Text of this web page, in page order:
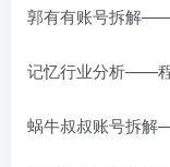
郭有有账号拆解
记忆行业分析——
蜗牛叔叔账号拆